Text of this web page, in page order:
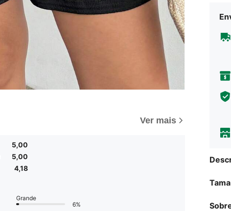
Ver mais
5,00
5,00
4,18
Grande
6%